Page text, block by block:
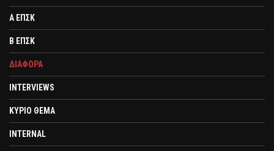
Α ΕΠΣΚ
Β ΕΠΣΚ
ΔΙΑΦΟΡΑ
INTERVIEWS
ΚΥΡΙΟ ΘΕΜΑ
INTERNAL